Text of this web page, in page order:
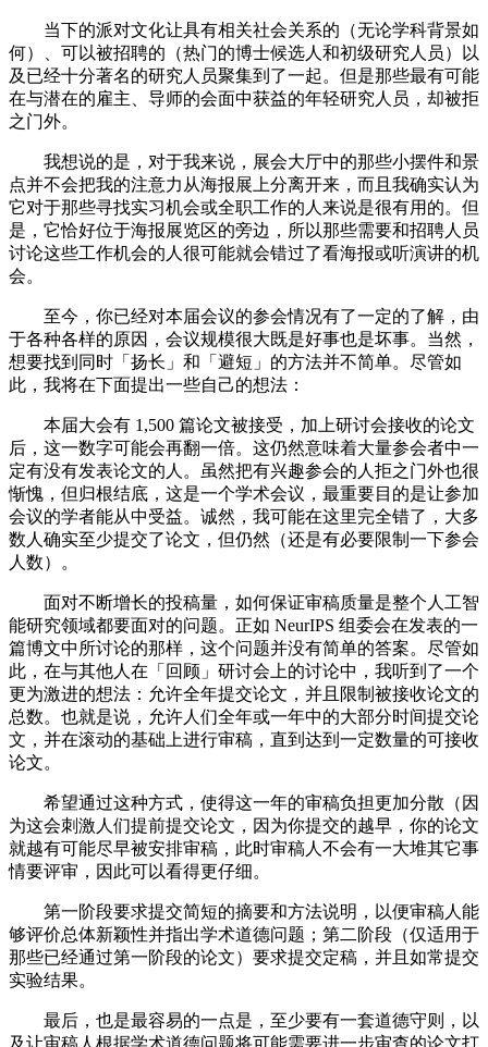
当下的派对文化让具有相关社会关系的（无论学科背景如
何）、可以被招聘的（热门的博士候选人和初级研究人员）以
及已经十分著名的研究人员聚集到了一起。但是那些最有可能
在与潜在的雇主、导师的会面中获益的年轻研究人员，却被拒
之门外。
我想说的是，对于我来说，展会大厅中的那些小摆件和景
点并不会把我的注意力从海报展上分离开来，而且我确实认为
它对于那些寻找实习机会或全职工作的人来说是很有用的。但
是，它恰好位于海报展览区的旁边，所以那些需要和招聘人员
讨论这些工作机会的人很可能就会错过了看海报或听演讲的机
会。
至今，你已经对本届会议的参会情况有了一定的了解，由
于各种各样的原因，会议规模很大既是好事也是坏事。当然，
想要找到同时「扬长」和「避短」的方法并不简单。尽管如
此，我将在下面提出一些自己的想法：
本届大会有 1,500 篇论文被接受，加上研讨会接收的论文
后，这一数字可能会再翻一倍。这仍然意味着大量参会者中一
定有没有发表论文的人。虽然把有兴趣参会的人拒之门外也很
惭愧，但归根结底，这是一个学术会议，最重要目的是让参加
会议的学者能从中受益。诚然，我可能在这里完全错了，大多
数人确实至少提交了论文，但仍然（还是有必要限制一下参会
人数）。
面对不断增长的投稿量，如何保证审稿质量是整个人工智
能研究领域都要面对的问题。正如 NeurIPS 组委会在发表的一
篇博文中所讨论的那样，这个问题并没有简单的答案。尽管如
此，在与其他人在「回顾」研讨会上的讨论中，我听到了一个
更为激进的想法：允许全年提交论文，并且限制被接收论文的
总数。也就是说，允许人们全年或一年中的大部分时间提交论
文，并在滚动的基础上进行审稿，直到达到一定数量的可接收
论文。
希望通过这种方式，使得这一年的审稿负担更加分散（因
为这会刺激人们提前提交论文，因为你提交的越早，你的论文
就越有可能尽早被安排审稿，此时审稿人不会有一大堆其它事
情要评审，因此可以看得更仔细。
第一阶段要求提交简短的摘要和方法说明，以便审稿人能
够评价总体新颖性并指出学术道德问题；第二阶段（仅适用于
那些已经通过第一阶段的论文）要求提交定稿，并且如常提交
实验结果。
最后，也是最容易的一点是，至少要有一套道德守则，以
及让审稿人根据学术道德问题将可能需要进一步审查的论文打